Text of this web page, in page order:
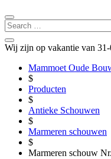
Wij zijn op vakantie van
Mammoet Oude
$
Producten
$
Antieke Schouwen
$
Marmeren schouwen
$
Marmeren schouw